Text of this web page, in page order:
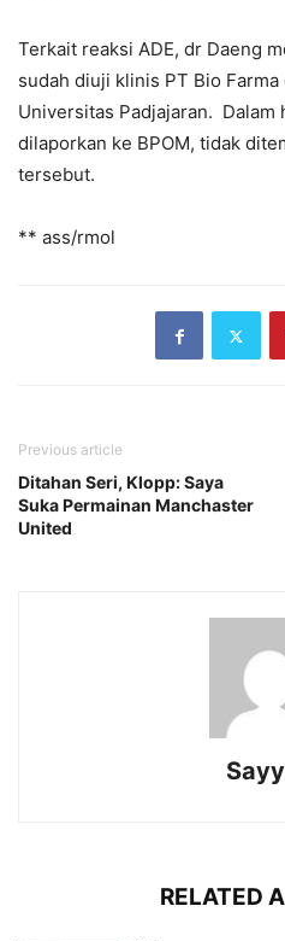
Terkait reaksi ADE, dr Daeng
sudah diuji klinis PT Bio
Universitas Padjajaran. Dalam
dilaporkan ke BPOM, tidak
tersebut.
** ass/rmol
Previous article
Ditahan Seri, Klopp: Saya
Suka Permainan Manchaster
United
RELATED